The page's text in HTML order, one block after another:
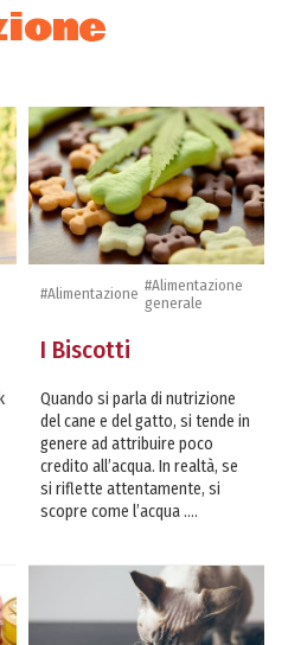
#Alimentazione #Alimentazione
generale
I Biscotti
Quando si parla di nutrizione
del cane e del gatto, si tende in
genere ad attribuire poco
credito all’acqua. In realtà, se
si riflette attentamente, si
scopre come l’acqua ....